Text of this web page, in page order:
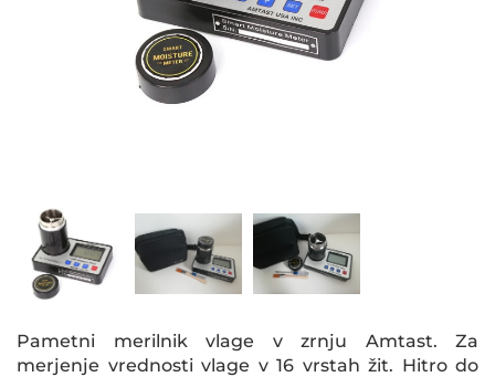
Pametni merilnik vlage v zrnju Amtast. Za
merjenje vrednosti vlage v 16 vrstah žit. Hitro do